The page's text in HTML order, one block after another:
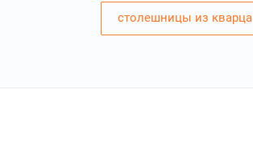
столешницы из кварца